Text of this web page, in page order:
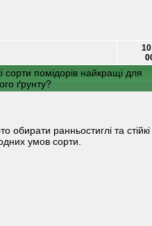
сорти помідорів найкращі для
ґрунту?
обирати ранньостиглі та
умов сорти.